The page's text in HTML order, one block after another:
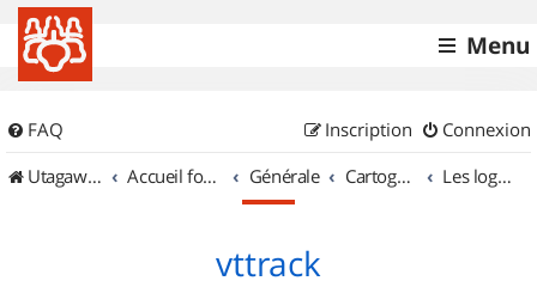
Menu
FAQ Connexion
Inscription
UtagawaVTT (Randos VTT et VTTAE avec traces GPS)
Accueil forum Générale Cartographie et GPS Les logiciels
vttrack